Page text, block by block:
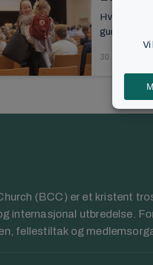
Hvordan
gudfryktig liv
30. oktober
(BCC) er et kristent
internasjonal utbredelse.
fellestiltak og